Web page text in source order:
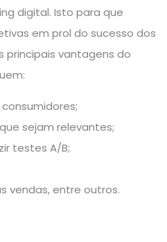
digital. Isto para que
em prol do sucesso dos
principais vantagens do
sejam relevantes;
testes A/B;
vendas, entre outros.